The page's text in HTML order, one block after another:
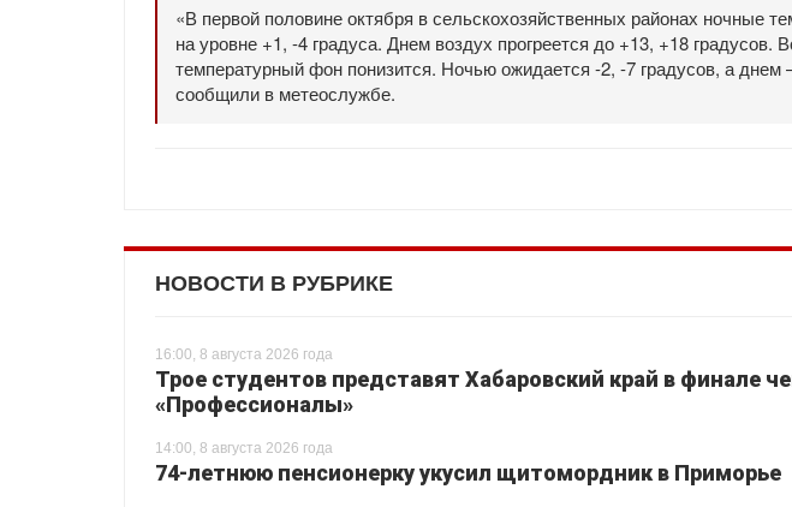
«В первой половине октября в сельскохозяйственных районах ночные
на уровне +1, -4 градуса. Днем воздух прогреется до +13, +18 градусов.
температурный фон понизится. Ночью ожидается -2, -7 градусов, а днем
сообщили в метеослужбе.
НОВОСТИ В РУБРИКЕ
16:00, 8 августа 2026 года
Трое студентов представят Хабаровский край в финале
«Профессионалы»
14:00, 8 августа 2026 года
74-летнюю пенсионерку укусил щитомордник в Приморье